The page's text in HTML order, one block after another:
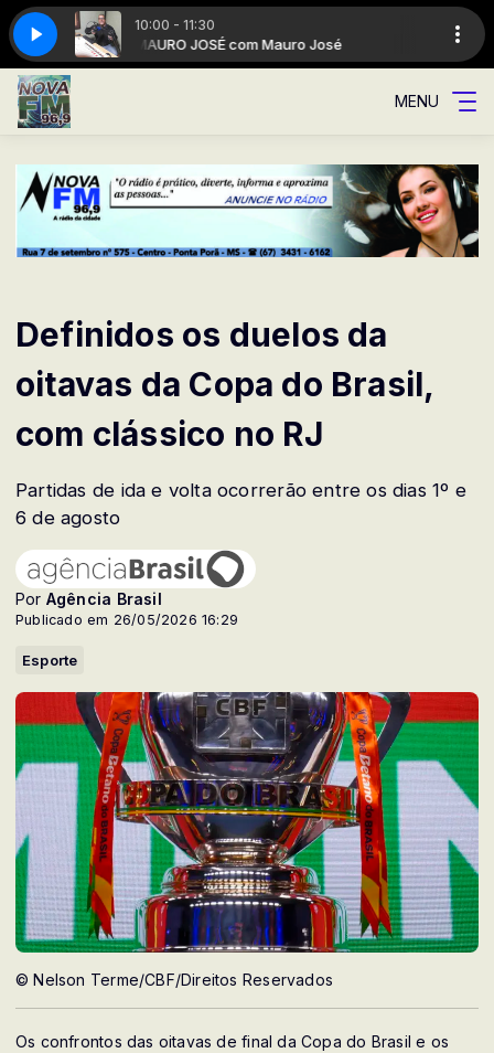
10:00 - 11:30
MAURO JOSÉ com Mauro José
A Rádio da cidade
Musical 96
MENU
Definidos os duelos da
oitavas da Copa do Brasil,
com clássico no RJ
Partidas de ida e volta ocorrerão entre os dias 1º e
6 de agosto
Por Agência Brasil
Publicado em 26/05/2026 16:29
Esporte
© Nelson Terme/CBF/Direitos Reservados
Os confrontos das oitavas de final da Copa do Brasil e os